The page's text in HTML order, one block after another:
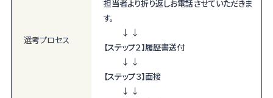
選考プロセス
担当者より折り返しお電話させていただきま
す。
↓ ↓
【ステップ２】履歴書送付
↓ ↓
【ステップ３】面接
↓ ↓